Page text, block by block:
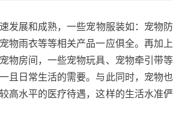
发展和成熟，一些宠物服装如：宠物防
物雨衣等等相关产品一应俱全。再加上
物房间，一些宠物玩具、宠物牵引带等
且日常生活的需要。与此同时，宠物也
高水平的医疗待遇，这样的生活水准俨